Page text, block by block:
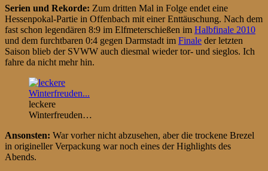
Serien und Rekorde: Zum dritten Mal in Folge endet eine
Hessenpokal-Partie in Offenbach mit einer Enttäuschung. Nach dem
fast schon legendären 8:9 im Elfmeterschießen im Halbfinale 2010
und dem furchtbaren 0:4 gegen Darmstadt im Finale der letzten
Saison blieb der SVWW auch diesmal wieder tor- und sieglos. Ich
fahre da nicht mehr hin.
leckere
Winterfreuden…
Ansonsten: War vorher nicht abzusehen, aber die trockene Brezel
in origineller Verpackung war noch eines der Highlights des
Abends.